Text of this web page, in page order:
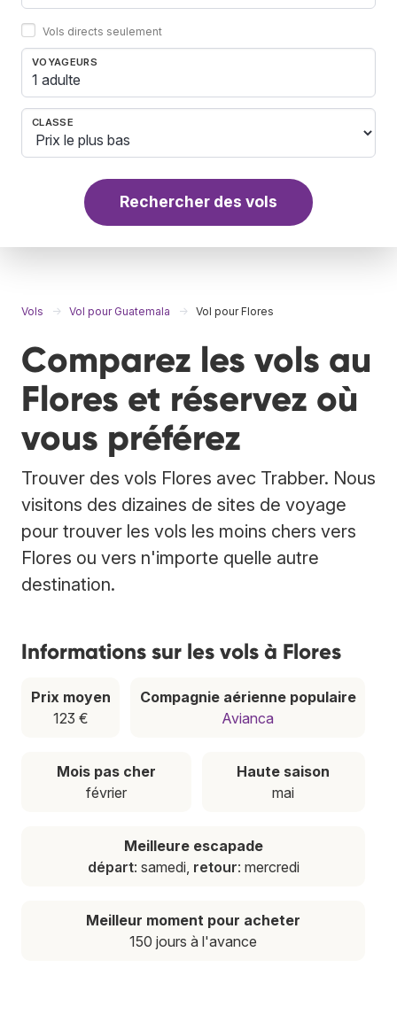
Vols directs seulement
VOYAGEURS
1 adulte
CLASSE
Rechercher des vols
Vols Vol pour Guatemala Vol pour Flores
Comparez les vols au
Flores et réservez où
vous préférez
Trouver des vols Flores avec Trabber. Nous
visitons des dizaines de sites de voyage
pour trouver les vols les moins chers vers
Flores ou vers n'importe quelle autre
destination.
Informations sur les vols à Flores
Prix moyen
123 €
Compagnie aérienne populaire
Avianca
Mois pas cher
février
Haute saison
mai
Meilleure escapade
départ: samedi, retour: mercredi
Meilleur moment pour acheter
150 jours à l'avance